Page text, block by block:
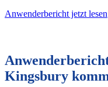
Anwenderbericht jetzt lesen
Kingsbury